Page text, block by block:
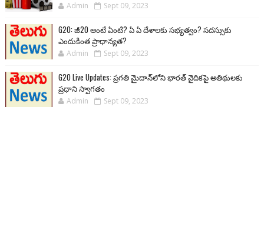
Admin Sept 09, 2023
G20: జీ20 అంటే ఏంటి? ఏ ఏ దేశాలకు సభ్యత్వం? సదస్సుకు
ఎందుకింత ప్రాధాన్యత?
Admin Sept 09, 2023
G20 Live Updates: ప్రగతి మైదాన్‌లోని భారత్ వైదికపై అతిథులకు
ప్రధాని స్వాగతం
Admin Sept 09, 2023